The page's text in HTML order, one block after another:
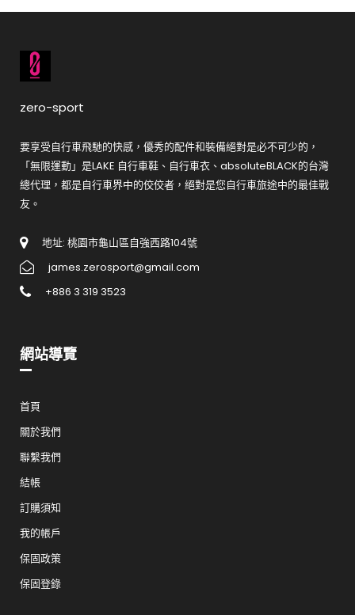
zero-sport
要享受自行車飛馳的快感，優秀的配件和裝備絕對是必不可少的，
「無限運動」是LAKE 自行車鞋、自行車衣、absoluteBLACK的台灣
總代理，都是自行車界中的佼佼者，絕對是您自行車旅途中的最佳戰
友。
地址: 桃園市龜山區自強西路104號
james.zerosport@gmail.com
+886 3 319 3523
網站導覽
首頁
關於我們
聯繫我們
結帳
訂購須知
我的帳戶
保固政策
保固登錄